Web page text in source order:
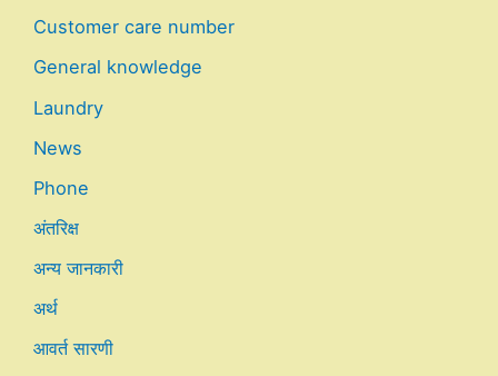
Customer care number
General knowledge
Laundry
News
Phone
अंतरिक्ष
अन्य जानकारी
अर्थ
आवर्त सारणी